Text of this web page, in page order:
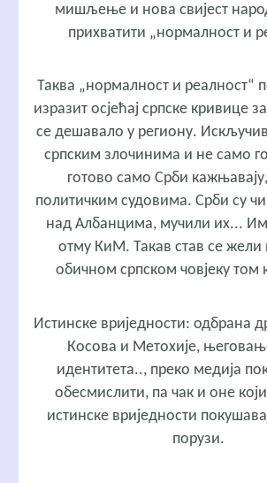
мишљење и нова свијест
прихватити „нормалност и
Таква „нормалност и реалност“
изразит осјећај српске кривице
се дешавало у региону.
српским злочинима и не само
готово само Срби
политичким судовима. Срби су
над Албанцима, мучили их...
отму КиМ. Такав став се жели
обичном српском човјеку
Истинске вриједности: одбрана
Косова и Метохије,
идентитета.., преко медија
обесмислити, па чак и оне који
истинске вриједности
порузи.